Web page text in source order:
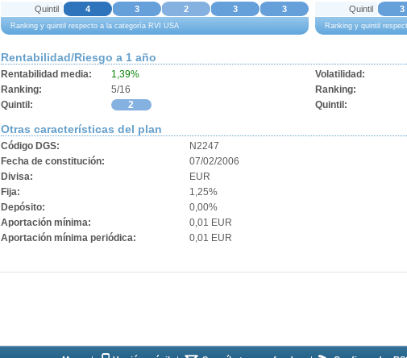
Ranking y quintil respecto a la categoría RVI USA
Quintil
4 3 2 3 3
Ranking y quintil
Quintil
3
Rentabilidad/Riesgo a 1 año
Rentabilidad media:
1,39%
Ranking:
5/16
Quintil:
2
Volatilidad:
Ranking:
Quintil:
Otras características del plan
Código DGS:
N2247
Fecha de constitución:
07/02/2006
Divisa:
EUR
Fija:
1,25%
Depósito:
0,00%
Aportación mínima:
0,01 EUR
Aportación mínima periódica:
0,01 EUR